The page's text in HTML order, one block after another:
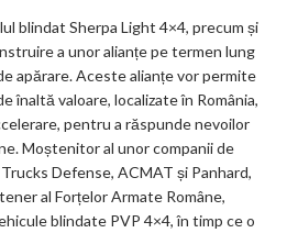
blindat Sherpa Light 4×4, precum și
a unor alianțe pe termen lung
apărare. Aceste alianțe vor permite
înaltă valoare, localizate în România,
pentru a răspunde nevoilor
Moștenitor al unor companii de
Defense, ACMAT și Panhard,
al Forțelor Armate Române,
blindate PVP 4×4, în timp ce o